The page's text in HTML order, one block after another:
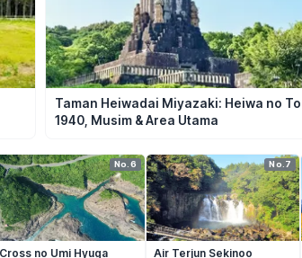
Taman Heiwadai Miyazaki: Heiwa no
1940, Musim & Area Utama
No.6
Cross no Umi Hyuga
No.7
Air Terjun Sekinoo